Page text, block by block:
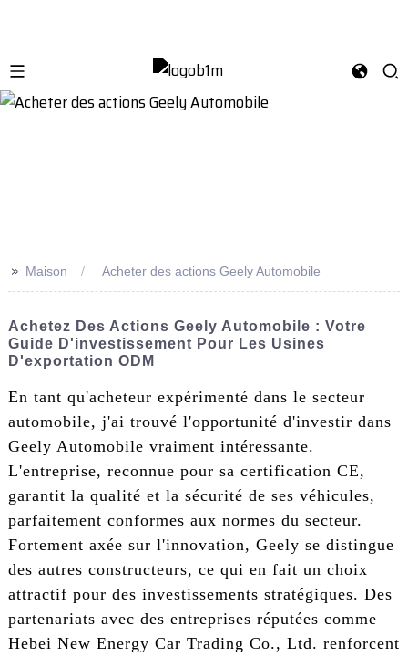
>> Maison Acheter des actions Geely Automobile
Achetez Des Actions Geely Automobile : Votre
Guide D'investissement Pour Les Usines
D'exportation ODM
En tant qu'acheteur expérimenté dans le secteur
automobile, j'ai trouvé l'opportunité d'investir dans
Geely Automobile vraiment intéressante.
L'entreprise, reconnue pour sa certification CE,
garantit la qualité et la sécurité de ses véhicules,
parfaitement conformes aux normes du secteur.
Fortement axée sur l'innovation, Geely se distingue
des autres constructeurs, ce qui en fait un choix
attractif pour des investissements stratégiques. Des
partenariats avec des entreprises réputées comme
Hebei New Energy Car Trading Co., Ltd. renforcent